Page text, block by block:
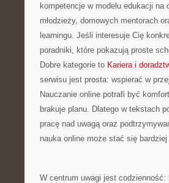
kompetencje w modelu edukacji
młodzieży, domowych mentorach
learningu. Jeśli interesuje Cię
poradniki, które pokazują proste
Dobre kategorie to Kariera i
serwisu jest prosta: wspierać w
Nauczanie online potrafi być
brakuje planu. Dlatego w tekstach
pracę nad uwagą oraz
nauka online może stać się bardziej
W centrum uwagi jest